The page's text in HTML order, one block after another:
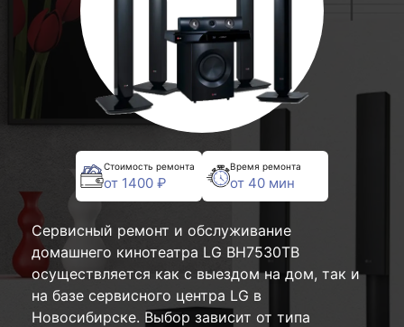
Стоимость ремонта
от 1400 ₽
Время ремонта
от 40 мин
Сервисный ремонт и обслуживание
домашнего кинотеатра LG BH7530TB
осуществляется как с выездом на дом, так и
на базе сервисного центра LG в
Новосибирске. Выбор зависит от типа